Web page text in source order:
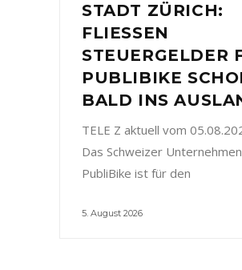
STADT ZÜRICH:
FLIESSEN
STEUERGELDER
PUBLIBIKE
BALD INS
TELE Z aktuell vom
Das Schweizer Unternehmen
PubliBike ist für den
5. August 2026